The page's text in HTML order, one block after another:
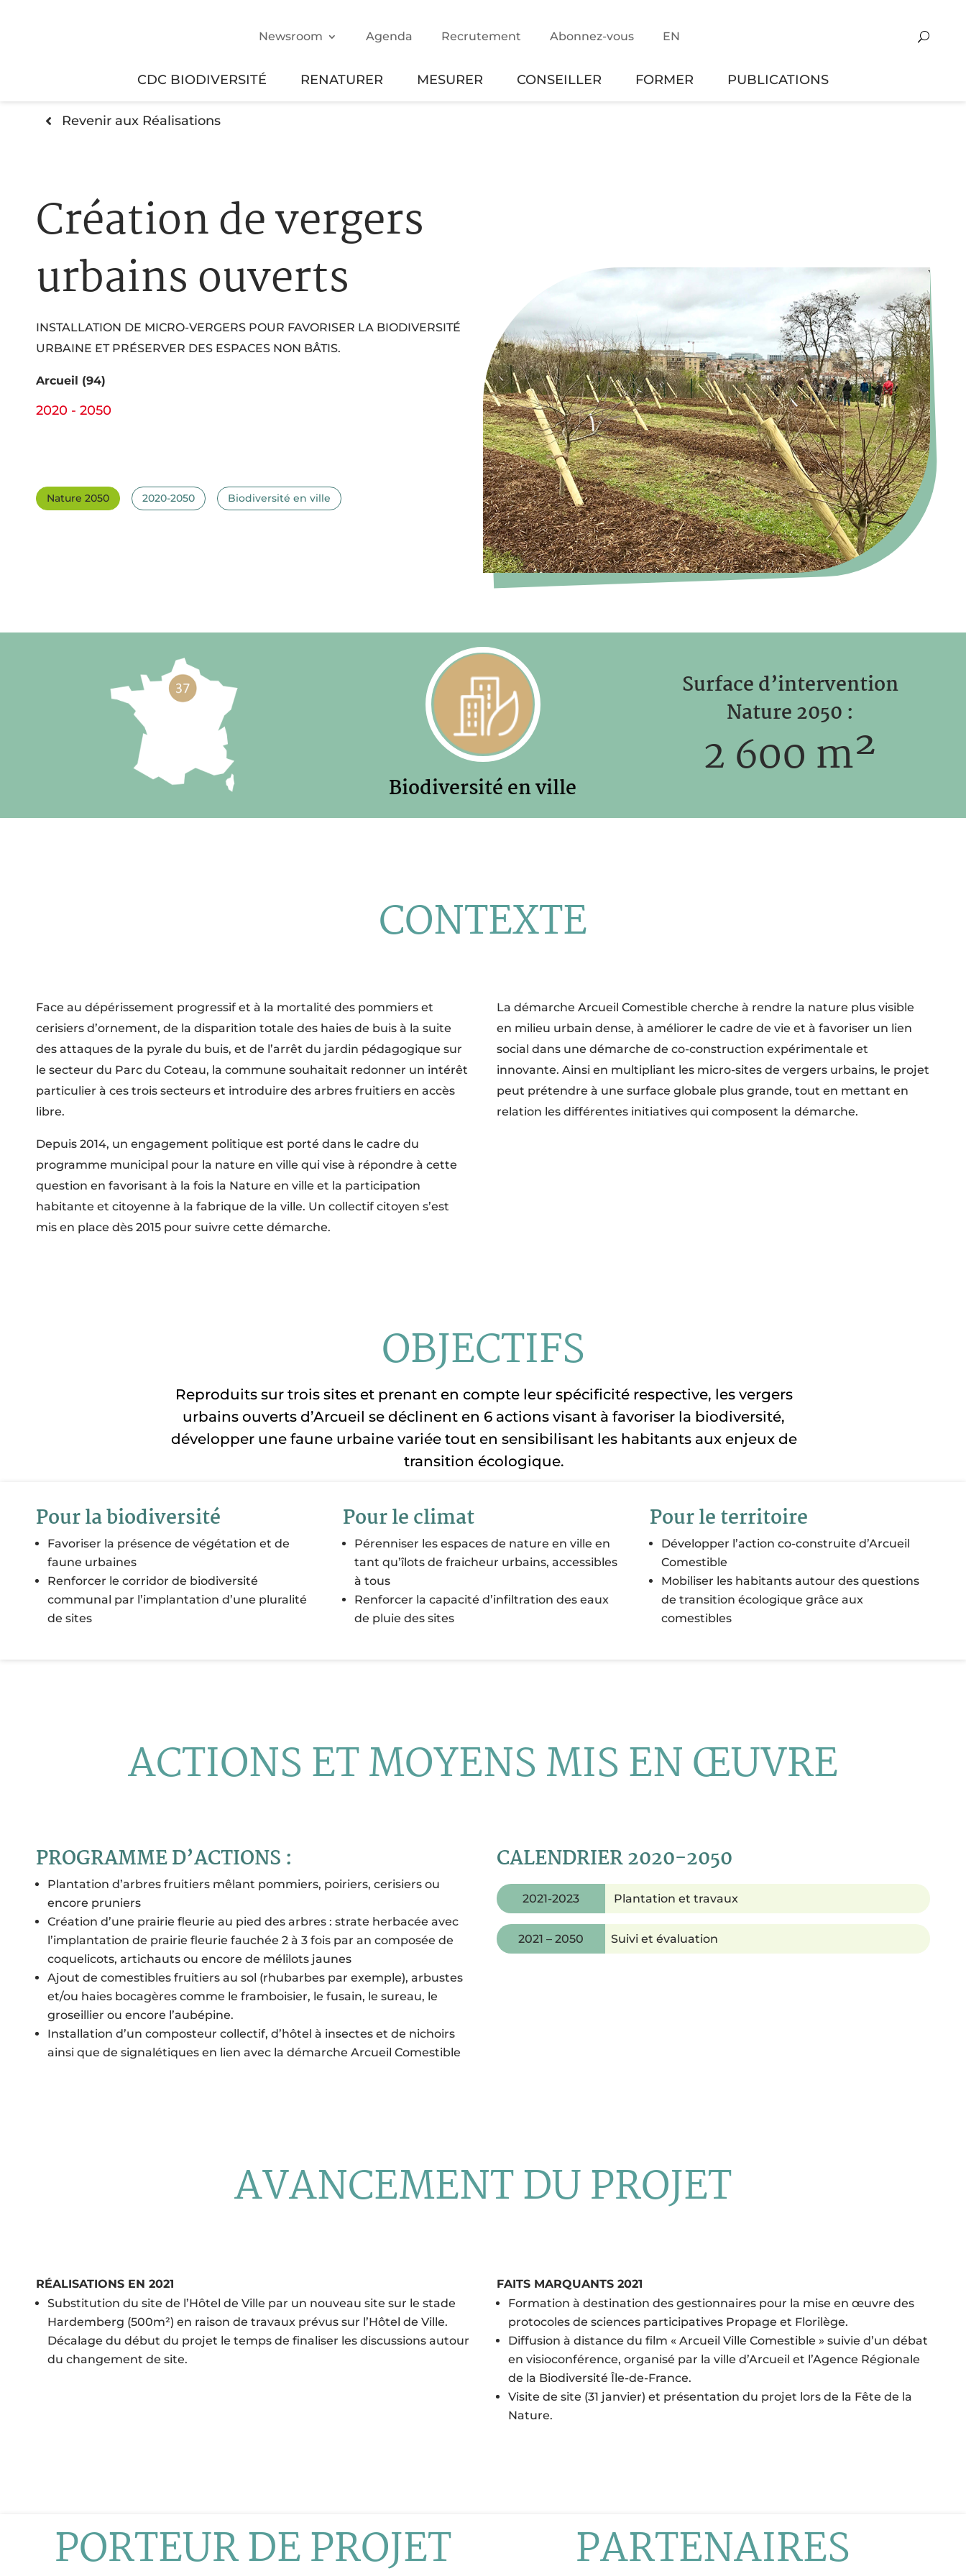
Newsroom Agenda Recrutement Abonnez-vous EN
CDC BIODIVERSITÉ RENATURER MESURER CONSEILLER FORMER PUBLICATIONS
Revenir aux Réalisations
Création de vergers
urbains ouverts
INSTALLATION DE MICRO-VERGERS POUR FAVORISER LA BIODIVERSITÉ
URBAINE ET PRÉSERVER DES ESPACES NON BÂTIS.
Arcueil (94)
2020 - 2050
Nature 2050 2020-2050 Biodiversité en ville
Biodiversité en ville
Surface d’intervention
Nature 2050 :
2 600 m²
CONTEXTE
Face au dépérissement progressif et à la mortalité des pommiers et
cerisiers d’ornement, de la disparition totale des haies de buis à la suite
des attaques de la pyrale du buis, et de l’arrêt du jardin pédagogique sur
le secteur du Parc du Coteau, la commune souhaitait redonner un intérêt
particulier à ces trois secteurs et introduire des arbres fruitiers en accès
libre.
Depuis 2014, un engagement politique est porté dans le cadre du
programme municipal pour la nature en ville qui vise à répondre à cette
question en favorisant à la fois la Nature en ville et la participation
habitante et citoyenne à la fabrique de la ville. Un collectif citoyen s’est
mis en place dès 2015 pour suivre cette démarche.
La démarche Arcueil Comestible cherche à rendre la nature plus visible
en milieu urbain dense, à améliorer le cadre de vie et à favoriser un lien
social dans une démarche de co-construction expérimentale et
innovante. Ainsi en multipliant les micro-sites de vergers urbains, le projet
peut prétendre à une surface globale plus grande, tout en mettant en
relation les différentes initiatives qui composent la démarche.
OBJECTIFS
Reproduits sur trois sites et prenant en compte leur spécificité respective, les vergers
urbains ouverts d’Arcueil se déclinent en 6 actions visant à favoriser la biodiversité,
développer une faune urbaine variée tout en sensibilisant les habitants aux enjeux de
transition écologique.
Pour la biodiversité
Favoriser la présence de végétation et de
faune urbaines
Renforcer le corridor de biodiversité
communal par l’implantation d’une pluralité
de sites
Pour le climat
Pérenniser les espaces de nature en ville en
tant qu’îlots de fraicheur urbains, accessibles
à tous
Renforcer la capacité d’infiltration des eaux
de pluie des sites
Pour le territoire
Développer l’action co-construite d’Arcueil
Comestible
Mobiliser les habitants autour des questions
de transition écologique grâce aux
comestibles
ACTIONS ET MOYENS MIS ENŒUVRE
PROGRAMME D’ACTIONS :
Plantation d’arbres fruitiers mêlant pommiers, poiriers, cerisiers ou
encore pruniers
Création d’une prairie fleurie au pied des arbres : strate herbacée avec
l’implantation de prairie fleurie fauchée 2 à 3 fois par an composée de
coquelicots, artichauts ou encore de mélilots jaunes
Ajout de comestibles fruitiers au sol (rhubarbes par exemple), arbustes
et/ou haies bocagères comme le framboisier, le fusain, le sureau, le
groseillier ou encore l’aubépine.
Installation d’un composteur collectif, d’hôtel à insectes et de nichoirs
ainsi que de signalétiques en lien avec la démarche Arcueil Comestible
CALENDRIER 2020-2050
2021-2023 Plantation et travaux
2021 – 2050 Suivi et évaluation
AVANCEMENT DU PROJET
RÉALISATIONS EN 2021
Substitution du site de l’Hôtel de Ville par un nouveau site sur le stade
Hardemberg (500m²) en raison de travaux prévus sur l’Hôtel de Ville.
Décalage du début du projet le temps de finaliser les discussions autour
du changement de site.
FAITS MARQUANTS 2021
Formation à destination des gestionnaires pour la mise en œuvre des
protocoles de sciences participatives Propage et Florilège.
Diffusion à distance du film « Arcueil Ville Comestible » suivie d’un débat
en visioconférence, organisé par la ville d’Arcueil et l’Agence Régionale
de la Biodiversité Île-de-France.
Visite de site (31 janvier) et présentation du projet lors de la Fête de la
Nature.
PORTEUR DE PROJET PARTENAIRES